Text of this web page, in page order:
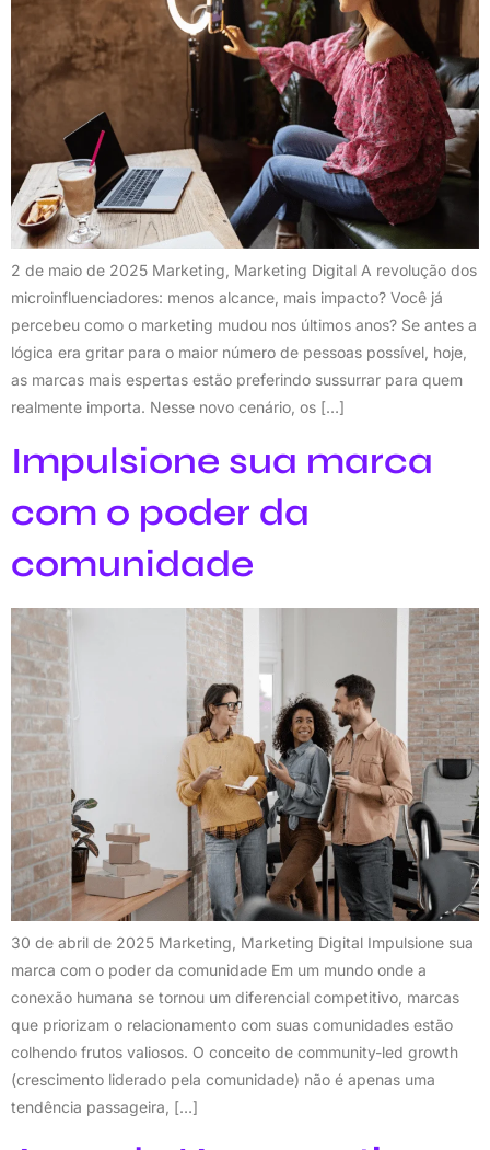
2 de maio de 2025 Marketing, Marketing Digital A revolução dos
microinfluenciadores: menos alcance, mais impacto? Você já
percebeu como o marketing mudou nos últimos anos? Se antes a
lógica era gritar para o maior número de pessoas possível, hoje,
as marcas mais espertas estão preferindo sussurrar para quem
realmente importa. Nesse novo cenário, os […]
Impulsione sua marca
com o poder da
comunidade
30 de abril de 2025 Marketing, Marketing Digital Impulsione sua
marca com o poder da comunidade Em um mundo onde a
conexão humana se tornou um diferencial competitivo, marcas
que priorizam o relacionamento com suas comunidades estão
colhendo frutos valiosos. O conceito de community-led growth
(crescimento liderado pela comunidade) não é apenas uma
tendência passageira, […]